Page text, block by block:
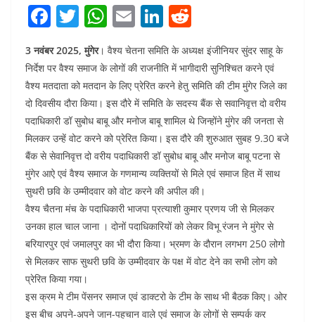
F
c
e
b
o
o
k
T
w
itt
er
W
h
at
s
A
p
p
E
m
ai
l
Li
n
k
e
dI
n
d
di
t
3 नवंबर 2025, मुंगेर। वैश्य चेतना समिति के अध्यक्ष इंजीनियर सुंदर साहू के
निर्देश पर वैश्य समाज के लोगों की राजनीति में भागीदारी सुनिश्चित करने एवं
वैश्य मतदाता को मतदान के लिए प्रेरित करने हेतु समिति की टीम मुंगेर जिले का
दो दिवसीय दौरा किया। इस दौरे में समिति के सदस्य बैंक से सवानिवृत्त दो वरीय
पदाधिकारी डॉ सुबोध बाबू और मनोज बाबू शामिल थे जिन्होंने मुंगेर की जनता से
मिलकर उन्हें वोट करने को प्रेरित किया। इस दौरे की शुरुआत सुबह 9.30 बजे
बैंक से सेवानिवृत्त दो वरीय पदाधिकारी डॉ सुबोध बाबू और मनोज बाबू पटना से
मुंगेर आऐ एवं वैश्य समाज के गणमान्य व्यक्तियों से मिले एवं समाज हित में साथ
सुथरी छवि के उम्मीदवार को वोट करने की अपील की।
वैश्य चैतना मंच के पदाधिकारी भाजपा प्रत्याशी कुमार प्रणय जी से मिलकर
उनका हाल चाल जाना । दोनों पदाधिकारियों को लेकर विभू रंजन ने मुंगेर से
बरियारपुर एवं जमालपुर का भी दौरा किया। भ्रमण के दौरान लगभग 250 लोगो
से मिलकर साफ सुथरी छवि के उम्मीदवार के पक्ष में वोट देने का सभी लोग को
प्रेरित किया गया।
इस क्रम मे टीम पेंसनर समाज एवं डाक्टरो के टीम के साथ भी बैठक किए। ओर
इस बीच अपने-अपने जान-पहचान वाले एवं समाज के लोगों से सम्पर्क कर